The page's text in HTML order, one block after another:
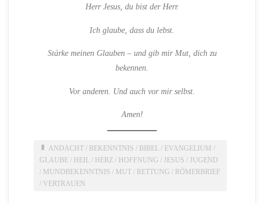
Herr Jesus, du bist der Herr.
Ich glaube, dass du lebst.
Stärke meinen Glauben – und gib mir Mut, dich zu
bekennen.
Vor anderen. Und auch vor mir selbst.
Amen!
ANDACHT/ BEKENNTNIS / BIBEL/ EVANGELIUM /
GLAUBE / HEIL / HERZ / HOFFNUNG /JESUS /JUGEND
/ MUNDBEKENNTNIS / MUT / RETTUNG / RÖMERBRIEF
/ VERTRAUEN